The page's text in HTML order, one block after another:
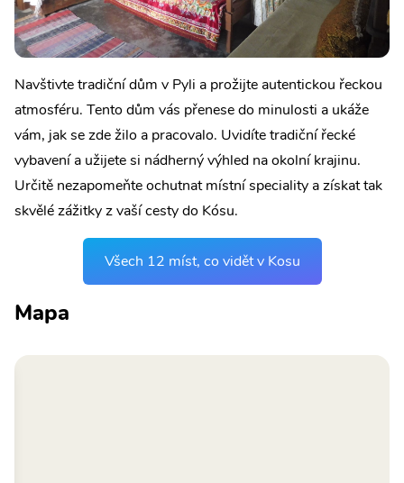
Navštivte tradiční dům v Pyli a prožijte autentickou řeckou
atmosféru. Tento dům vás přenese do minulosti a ukáže
vám, jak se zde žilo a pracovalo. Uvidíte tradiční řecké
vybavení a užijete si nádherný výhled na okolní krajinu.
Určitě nezapomeňte ochutnat místní speciality a získat tak
skvělé zážitky z vaší cesty do Kósu.
Všech 12 míst, co vidět v Kosu
Mapa